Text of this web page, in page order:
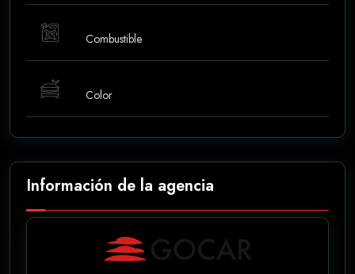
Combustible
Color
Información de la agencia